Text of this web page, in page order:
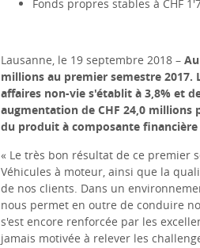
Fonds propres stables à CHF
Lausanne, le 19 septembre 2018 –
millions au premier semestre 2017.
affaires non-vie s'établit à 3,8% et
augmentation de CHF 24,0
du produit à composante financière
« Le très bon résultat de ce premier
Véhicules à moteur, ainsi que la
de nos clients. Dans un
nous permet en outre de conduire
s'est encore renforcée par les
jamais motivée à relever les